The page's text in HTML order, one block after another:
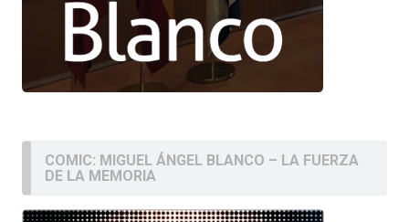
COMIC: MIGUEL ÁNGEL BLANCO – LA FUERZA
DE LA MEMORIA